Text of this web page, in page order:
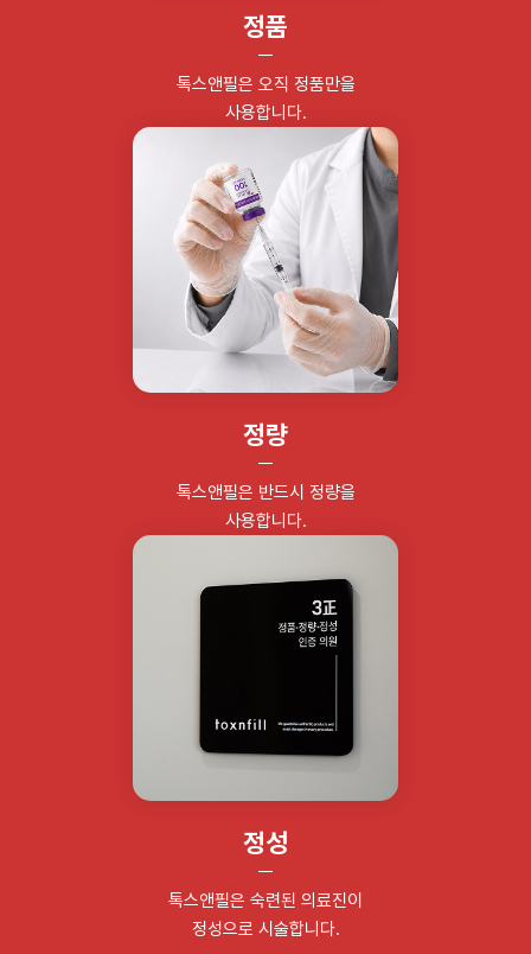
정품
톡스앤필은 오직 정품만을
사용합니다.
정량
톡스앤필은 반드시 정량을
사용합니다.
정성
톡스앤필은 숙련된 의료진이
정성으로 시술합니다.